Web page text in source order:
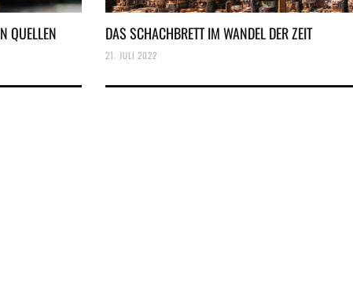
QUELLEN DAS SCHACHBRETT IM WANDEL DER ZEIT
21. JULI 2022